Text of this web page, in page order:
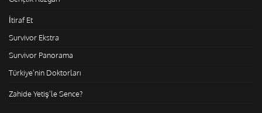
İtiraf Et
Survivor Ekstra
Survivor Panorama
Türkiye'nin Doktorları
Zahide Yetiş'le Sence?